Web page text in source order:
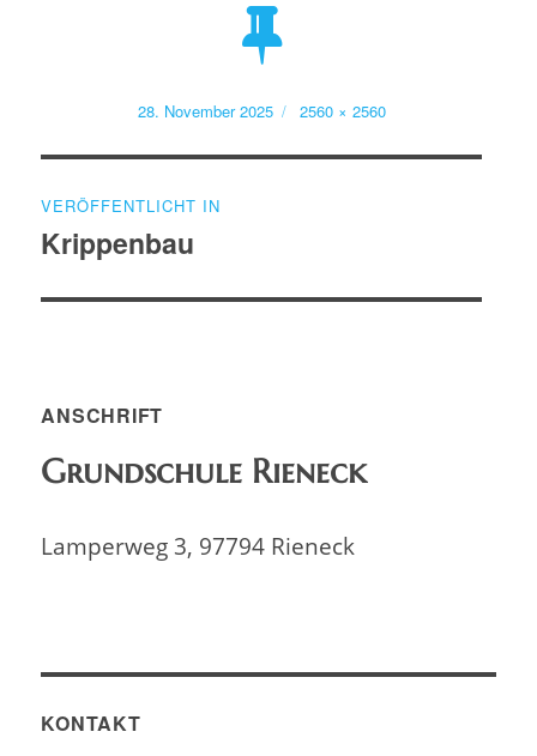
Veröffentlicht
28. November 2025
Volle
2560 × 2560
VERÖFFENTLICHT IN
Krippenbau
ANSCHRIFT
Grundschule Rieneck
Lamperweg 3, 97794 Rieneck
KONTAKT